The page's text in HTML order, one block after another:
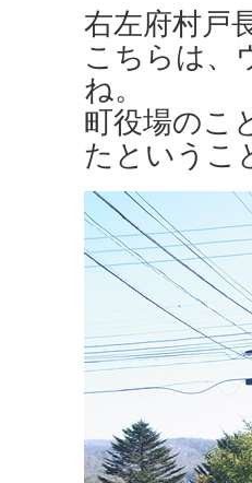
右左府村戸
こちらは、
ね。
町役場のこ
たというこ